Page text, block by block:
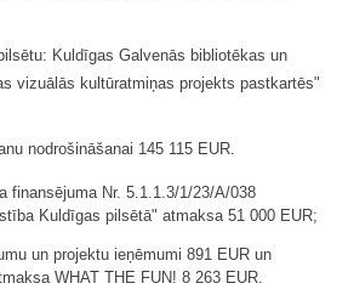
Kuldīgas Galvenās bibliotēkas un
vizuālās kultūratmiņas projekts pastkartēs"
nodrošināšanai 145 115 EUR.
finansējuma Nr. 5.1.1.3/1/23/A/038
Kuldīgas pilsētā" atmaksa 51 000 EUR;
un projektu ieņēmumi 891 EUR un
WHAT THE FUN! 8 263 EUR.